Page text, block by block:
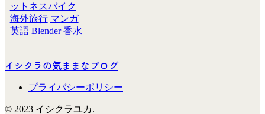
ットネスバイク
海外旅行 マンガ
英語 Blender 香水
イシクラの気ままなブログ
プライバシーポリシー
© 2023 イシクラユカ.